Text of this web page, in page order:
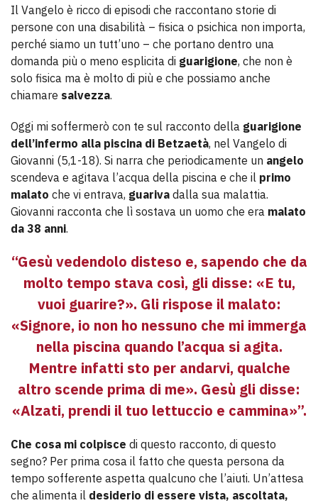
Il Vangelo è ricco di episodi che raccontano storie di
persone con una disabilità – fisica o psichica non importa,
perché siamo un tutt’uno – che portano dentro una
domanda più o meno esplicita di guarigione, che non è
solo fisica ma è molto di più e che possiamo anche
chiamare salvezza.
Oggi mi soffermerò con te sul racconto della guarigione
dell’infermo alla piscina di Betzaetà, nel Vangelo di
Giovanni (5,1-18). Si narra che periodicamente un angelo
scendeva e agitava l’acqua della piscina e che il primo
malato che vi entrava, guariva dalla sua malattia.
Giovanni racconta che lì sostava un uomo che era malato
da 38 anni.
“Gesù vedendolo disteso e, sapendo che da
molto tempo stava così, gli disse: «E tu,
vuoi guarire?». Gli rispose il malato:
«Signore, io non ho nessuno che mi immerga
nella piscina quando l’acqua si agita.
Mentre infatti sto per andarvi, qualche
altro scende prima di me». Gesù gli disse:
«Alzati, prendi il tuo lettuccio e cammina»”.
Che cosa mi colpisce di questo racconto, di questo
segno? Per prima cosa il fatto che questa persona da
tempo sofferente aspetta qualcuno che l’aiuti. Un’attesa
che alimenta il desiderio di essere vista, ascoltata,